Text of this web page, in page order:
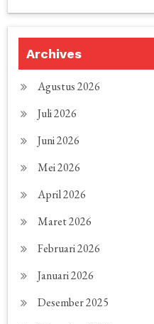
Archives
Agustus 2026
Juli 2026
Juni 2026
Mei 2026
April 2026
Maret 2026
Februari 2026
Januari 2026
Desember 2025